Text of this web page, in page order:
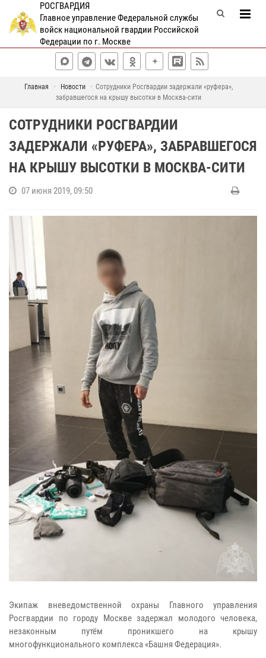
РОСГВАРДИЯ
Главное управление Федеральной службы
войск национальной гвардии Российской
Федерации по г. Москве
Главная Новости
Сотрудники Росгвардии задержали «руфера»,
забравшегося на крышу высотки в Москва-сити
СОТРУДНИКИ РОСГВАРДИИ
ЗАДЕРЖАЛИ «РУФЕРА», ЗАБРАВШЕГОСЯ
НА КРЫШУ ВЫСОТКИ В МОСКВА-СИТИ
07 июня 2019, 09:50
Экипаж вневедомственной охраны Главного управления
Росгвардии по городу Москве задержал молодого человека,
незаконным путём проникшего на крышу
многофункционального комплекса «Башня Федерация».